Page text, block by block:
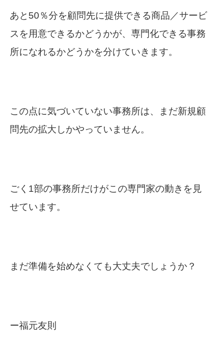
あと50％分を顧問先に提供できる商品／サービ
スを用意できるかどうかが、専門化できる事務
所になれるかどうかを分けていきます。
この点に気づいていない事務所は、まだ新規顧
問先の拡大しかやっていません。
ごく1部の事務所だけがこの専門家の動きを見
せています。
まだ準備を始めなくても大丈夫でしょうか？
ー福元友則